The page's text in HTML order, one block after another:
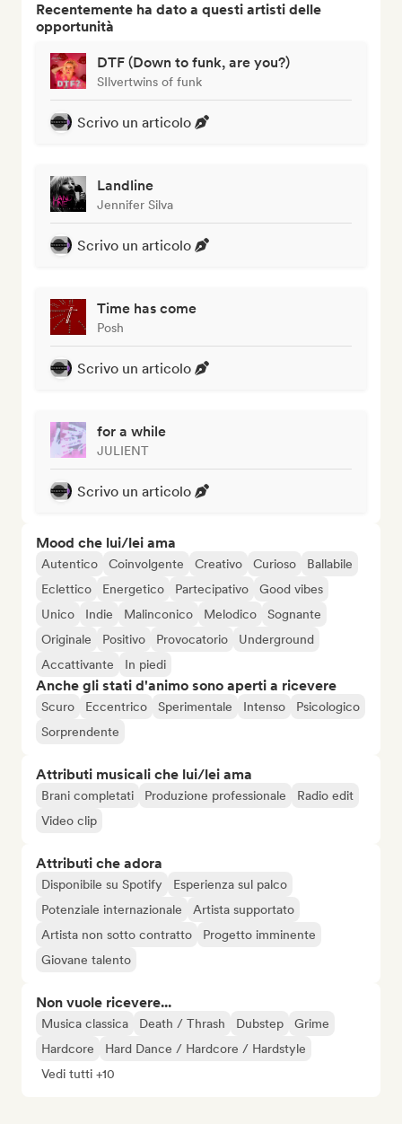
Recentemente ha dato a questi artisti delle
opportunità
DTF (Down to funk, are you?)
SIlvertwins of funk
Scrivo un articolo
Landline
Jennifer Silva
Scrivo un articolo
Time has come
Posh
Scrivo un articolo
for a while
JULIENT
Scrivo un articolo
Mood che lui/lei ama
Autentico Coinvolgente Creativo Curioso
Ballabile
Eclettico
Energetico Partecipativo
Good vibes
Unico
Indie Malinconico Melodico
Sognante
Originale
Positivo Provocatorio
Underground
Accattivante
In piedi
Anche gli stati d'animo sono aperti a ricevere
Scuro Eccentrico Sperimentale Intenso
Psicologico
Sorprendente
Attributi musicali che lui/lei ama
Brani completati Produzione professionale
Radio edit
Video clip
Attributi che adora
Disponibile su Spotify
Esperienza sul palco
Potenziale internazionale
Artista supportato
Artista non sotto contratto
Progetto imminente
Giovane talento
Non vuole ricevere...
Musica classica Death / Thrash Dubstep
Grime
Hardcore
Hard Dance / Hardcore / Hardstyle
Vedi tutti +10